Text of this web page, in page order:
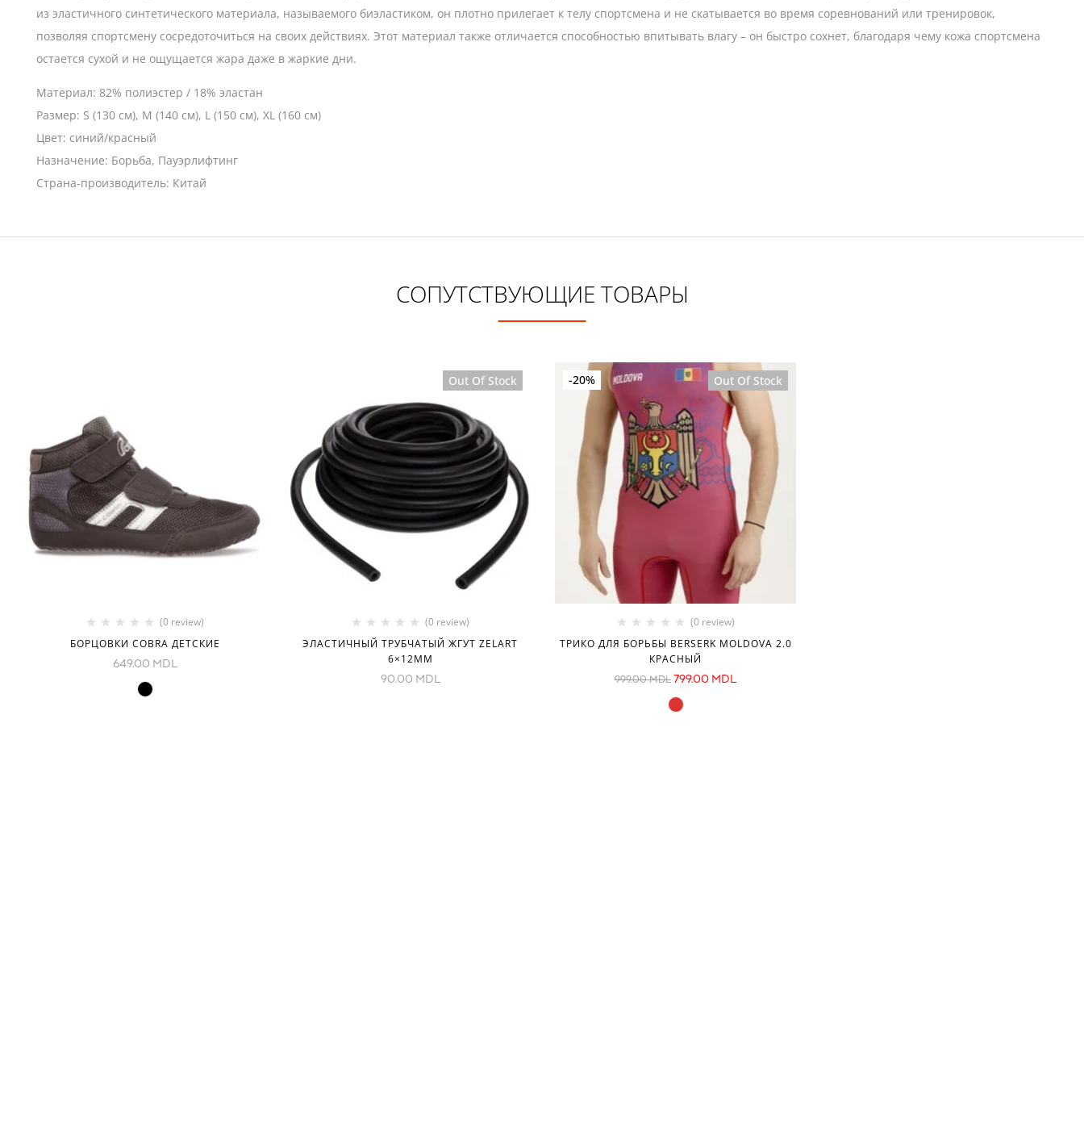
из эластичного синтетического материала, называемого биэластиком, он плотно прилегает к телу спортсмена и не скатывается во время соревнований или тренировок,
позволяя спортсмену сосредоточиться на своих действиях. Этот материал также отличается способностью впитывать влагу – он быстро сохнет, благодаря чему кожа спортсмена
остается сухой и не ощущается жара даже в жаркие дни.
Материал: 82% полиэстер / 18% эластан
Размер: S (130 см), M (140 см), L (150 см), XL (160 см)
Цвет: синий/красный
Назначение: Борьба, Пауэрлифтинг
Страна-производитель: Китай
СОПУТСТВУЮЩИЕ ТОВАРЫ
(0 review)
БОРЦОВКИ COBRA ДЕТСКИЕ
649.00 MDL
Out Of Stock
(0 review)
ЭЛАСТИЧНЫЙ ТРУБЧАТЫЙ ЖГУТ ZELART
6×12ММ
90.00 MDL
Sale
-20% Out Of Stock
(0 review)
ТРИКО ДЛЯ БОРЬБЫ BERSERK MOLDOVA 2.0
КРАСНЫЙ
999.00MDL 799.00 MDL